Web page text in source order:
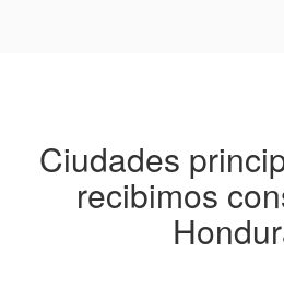
Ciudades
recibimos